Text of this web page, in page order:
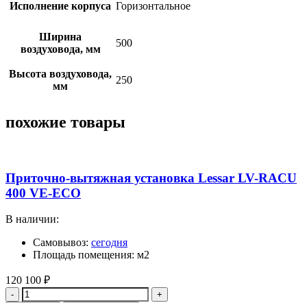
Исполнение корпуса Горизонтальное
Ширина
воздуховода, мм
500
Высота воздуховода,
мм
250
похожие товары
Приточно-вытяжная установка Lessar LV-RACU
400 VE-ECO
В наличии:
Самовывоз: сегодня
Площадь помещения: м2
120 100 ₽
Quantity